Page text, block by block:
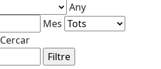
Any
Mes
Cercar